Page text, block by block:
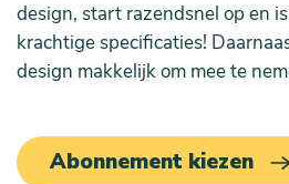
design, start razendsnel op en
krachtige specificaties!
design makkelijk om mee te
Abonnement kiezen